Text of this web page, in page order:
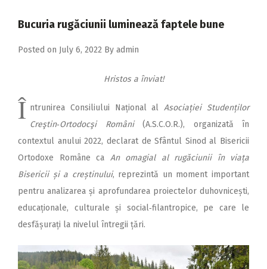
2017
2016
2013
2012
2011
2009
Bucuria rugăciunii luminează faptele bune
Posted on July 6, 2022 By admin
Hristos a înviat!
Î ntrunirea Consiliului Național alAsociației Studenților
Creştin‑Ortodocşi Români (A.S.C.O.R.), organizată în
contextul anului 2022, declarat de Sfântul Sinod al Bisericii
Ortodoxe Române ca An omagial al rugăciunii în viața
Bisericii și a creștinului, reprezintă un moment important
pentru analizarea și aprofundarea proiectelor duhovnicești,
educaționale, culturale și social‑filantropice, pe care le
desfășurați la nivelul întregii țări.